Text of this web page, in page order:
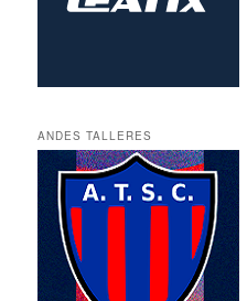
ANDES TALLERES